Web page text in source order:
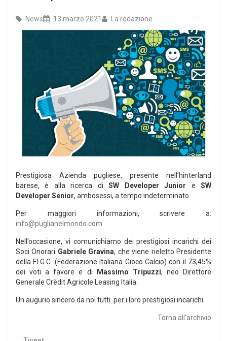
News 13 marzo 2021 La redazione
Prestigiosa Azienda pugliese, presente nell’hinterland
barese, è alla ricerca diSW Developer Junior eSW
Developer Senior, ambosessi, a tempo indeterminato.
Per maggiori informazioni, scrivere a:
info@puglianelmondo.com
Nell’occasione, vi comunichiamo dei prestigiosi incarichi dei
Soci Onorari Gabriele Gravina, che viene rieletto Presidente
della F.I.G.C. (Federazione Italiana Gioco Calcio) con il 73,45%
dei voti a favore e di Massimo Tripuzzi, neo Direttore
Generale Crèdit Agricole Leasing Italia.
Un augurio sincero da noi tutti per i loro prestigiosi incarichi.
Torna all'archivio